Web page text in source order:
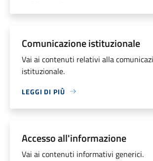
Comunicazione istituzionale
Vai ai contenuti relativi alla
istituzionale.
LEGGI DI PIÙ
Accesso all'informazione
Vai ai contenuti informativi generici.